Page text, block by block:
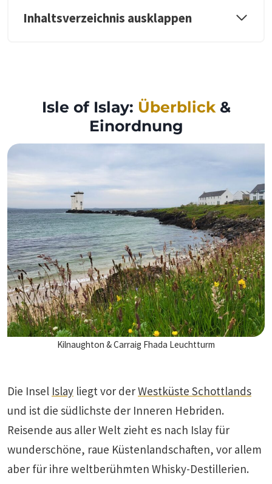
Inhaltsverzeichnis ausklappen
Isle of Islay: Überblick &
Einordnung
Kilnaughton & Carraig Fhada Leuchtturm
Die Insel Islay liegt vor derWestküste Schottlands
und ist die südlichste der Inneren Hebriden.
Reisende aus aller Welt zieht es nach Islay für
wunderschöne, raue Küstenlandschaften, vor allem
aber für ihre weltberühmten Whisky-Destillerien.